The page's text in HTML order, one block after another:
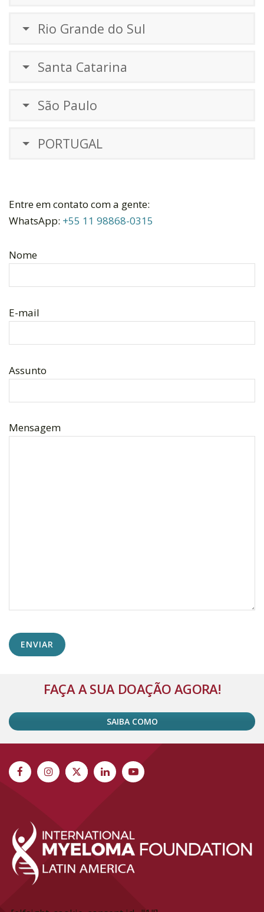
Rio Grande do Sul
Santa Catarina
São Paulo
PORTUGAL
Entre em contato com a gente:
WhatsApp: +55 11 98868-0315
Nome
E-mail
Assunto
Mensagem
Alternative:FAÇA A SUA DOAÇÃO AGORA!
SAIBA COMO